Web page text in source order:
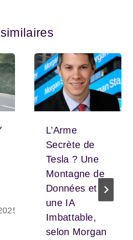
L’Arme
Secrète de
Tesla ? Une
Montagne de
Données et
une IA
Imbattable,
selon Morgan